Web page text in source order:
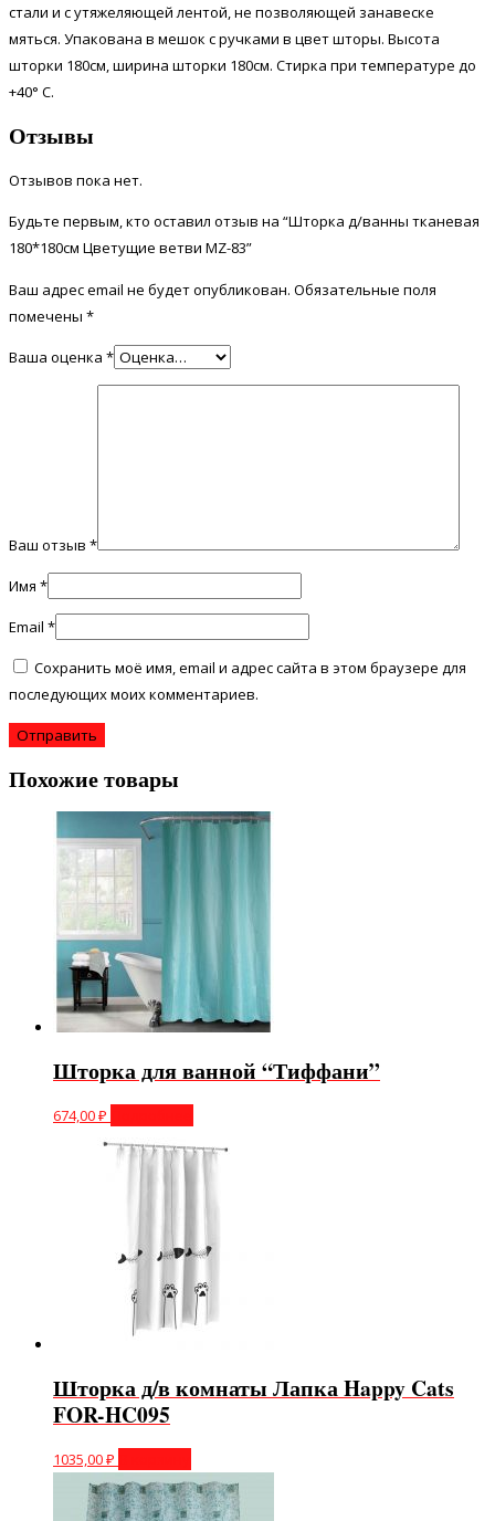
стали и с утяжеляющей лентой, не позволяющей занавеске
мяться. Упакована в мешок с ручками в цвет шторы. Высота
шторки 180см, ширина шторки 180см. Стирка при температуре до
+40° С.
Отзывы
Отзывов пока нет.
Будьте первым, кто оставил отзыв на “Шторка д/ванны тканевая
180*180см Цветущие ветви MZ-83”
Ваш адрес email не будет опубликован. Обязательные поля
помечены *
Ваша оценка *
Ваш отзыв *
Имя *
Email *
Сохранить моё имя, email и адрес сайта в этом браузере для
последующих моих комментариев.
Похожие товары
Шторка для ванной “Тиффани”
674,00₽
Шторка д/в комнаты Лапка Happy Cats
FOR-HC095
1035,00₽